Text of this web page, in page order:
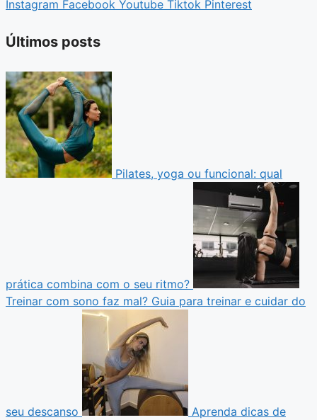
Instagram Facebook Youtube Tiktok Pinterest
Últimos posts
Pilates, yoga ou funcional: qual
prática combina com o seu ritmo?
Treinar com sono faz mal? Guia para treinar e cuidar do
seu descanso
Aprenda dicas de